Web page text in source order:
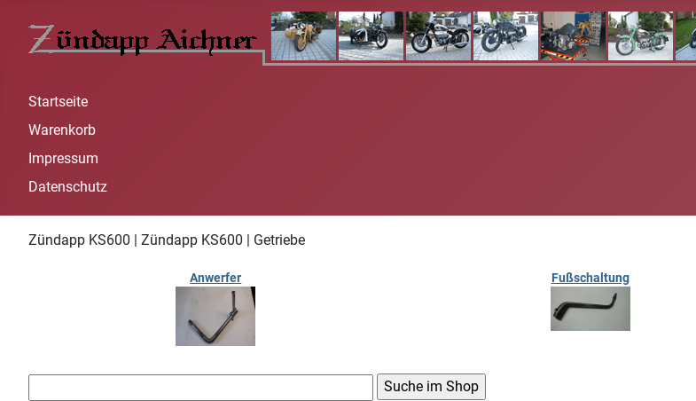
Startseite
Warenkorb
Impressum
Datenschutz
Zündapp KS600 | Zündapp KS600 | Getriebe
Anwerfer Fußschaltung